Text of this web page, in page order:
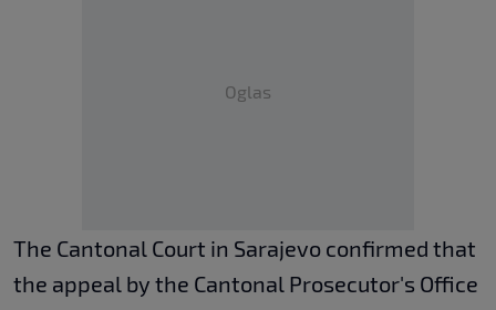
Oglas
The Cantonal Court in Sarajevo confirmed that
the appeal by the Cantonal Prosecutor's Office